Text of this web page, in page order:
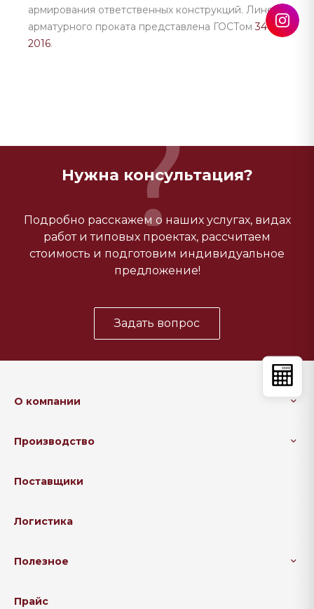
армирования ответственных конструкций. Линейка
арматурного проката представлена ГОСТом34028-
2016.
Нужна консультация?
Подробно расскажем о наших услугах, видах
работ и типовых проектах, рассчитаем
стоимость и подготовим индивидуальное
предложение!
Задать вопрос
О компании
Производство
Поставщики
Логистика
Полезное
Прайс